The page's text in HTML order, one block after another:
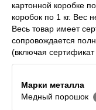
картонной коробке
коробок по 1 кг. Вес
Весь товар имеет
сопровождается
(включая
Марки металла
Медный порошок